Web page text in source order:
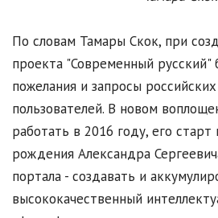
По словам Тамары Скок, при
проекта "Современный русский"
пожелания и запросы
пользователей. В новом
работать в 2016 году, его
рождения Александра
портала - создавать и
высококачественный